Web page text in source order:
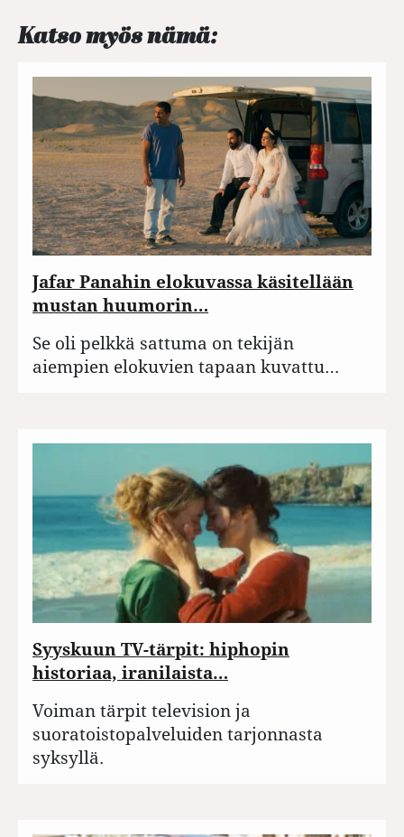
Katso myös nämä:
Jafar Panahin elokuvassa käsitellään
mustan huumorin…
Se oli pelkkä sattuma on tekijän
aiempien elokuvien tapaan kuvattu…
Syyskuun TV-tärpit: hiphopin
historiaa, iranilaista…
Voiman tärpit television ja
suoratoistopalveluiden tarjonnasta
syksyllä.